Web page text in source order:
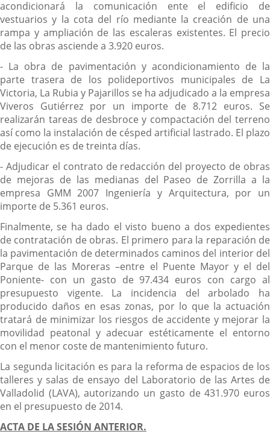
acondicionará la comunicación ente el edificio de
vestuarios y la cota del río mediante la creación de una
rampa y ampliación de las escaleras existentes. El precio
de las obras asciende a 3.920 euros.
- La obra de pavimentación y acondicionamiento de la
parte trasera de los polideportivos municipales de La
Victoria, La Rubia y Pajarillos se ha adjudicado a la empresa
Viveros Gutiérrez por un importe de 8.712 euros. Se
realizarán tareas de desbroce y compactación del terreno
así como la instalación de césped artificial lastrado. El plazo
de ejecución es de treinta días.
- Adjudicar el contrato de redacción del proyecto de obras
de mejoras de las medianas del Paseo de Zorrilla a la
empresa GMM 2007 Ingeniería y Arquitectura, por un
importe de 5.361 euros.
Finalmente, se ha dado el visto bueno a dos expedientes
de contratación de obras. El primero para la reparación de
la pavimentación de determinados caminos del interior del
Parque de las Moreras –entre el Puente Mayor y el del
Poniente- con un gasto de 97.434 euros con cargo al
presupuesto vigente. La incidencia del arbolado ha
producido daños en esas zonas, por lo que la actuación
tratará de minimizar los riesgos de accidente y mejorar la
movilidad peatonal y adecuar estéticamente el entorno
con el menor coste de mantenimiento futuro.
La segunda licitación es para la reforma de espacios de los
talleres y salas de ensayo del Laboratorio de las Artes de
Valladolid (LAVA), autorizando un gasto de 431.970 euros
en el presupuesto de 2014.
ACTA DE LA SESIÓN ANTERIOR.